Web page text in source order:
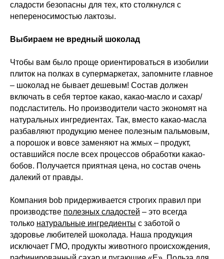
сладости безопасны для тех, кто столкнулся с
непереносимостью лактозы.
Выбираем не вредный шоколад
Чтобы вам было проще ориентироваться в изобилии
плиток на полках в супермаркетах, запомните главное
– шоколад не бывает дешевым! Состав должен
включать в себя тертое какао, какао-масло и сахар/
подсластитель. Но производители часто экономят на
натуральных ингредиентах. Так, вместо какао-масла
разбавляют продукцию менее полезным пальмовым,
а порошок и вовсе заменяют на жмых – продукт,
оставшийся после всех процессов обработки какао-
бобов. Получается приятная цена, но состав очень
далекий от правды.
Компания bob придерживается строгих правил при
производстве полезных сладостей – это всегда
только натуральные ингредиенты с заботой о
здоровье любителей шоколада. Наша продукция
исключает ГМО, продукты животного происхождения,